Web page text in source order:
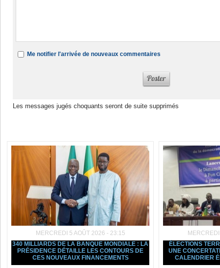
Me notifier l'arrivée de nouveaux commentaires
Les messages jugés choquants seront de suite supprimés
MERCREDI 5 AOÛT 2026 - 23:15
340 MILLIARDS DE LA BANQUE MONDIALE : LA
PRÉSIDENCE DÉTAILLE LES CONTOURS DE
CES NOUVEAUX FINANCEMENTS
ÉLECTIONS
UNE
CALENDRIER